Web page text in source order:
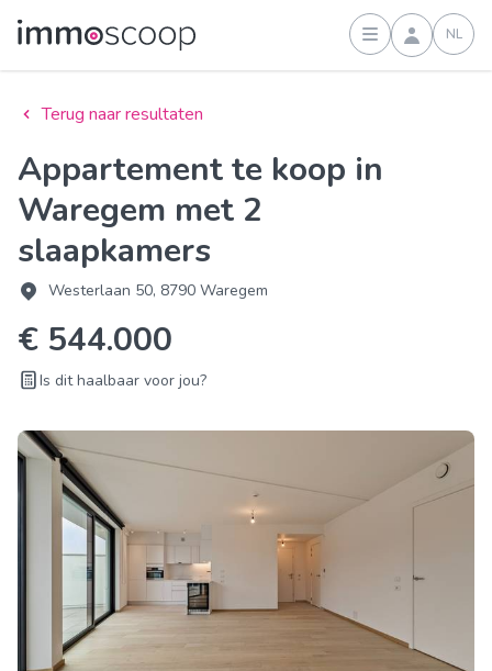
Inloggen
NL
Terug naar resultaten
Appartement te koop in
Waregem met 2
slaapkamers
Westerlaan 50, 8790 Waregem
€ 544.000
Is dit haalbaar voor jou?